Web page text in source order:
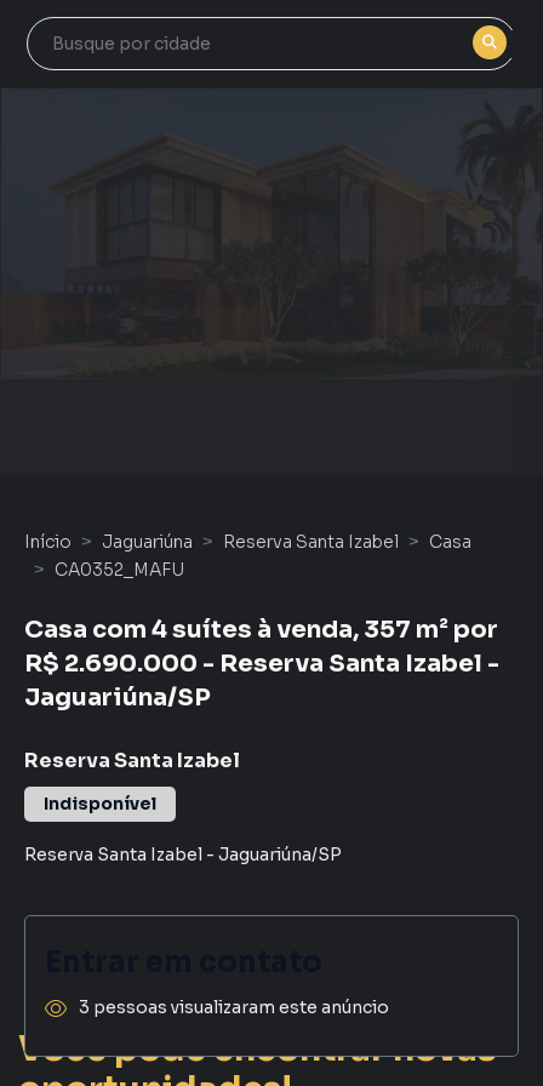
Você pode encontrar novas
Início Jaguariúna Reserva Santa Izabel
Casa
CA0352_MAFU
Casa com 4 suítes à venda, 357 m² por
R$ 2.690.000 - Reserva Santa Izabel -
Jaguariúna/SP
Reserva Santa Izabel
Indisponível
Reserva Santa Izabel - Jaguariúna/SP
3 pessoas visualizaram este anúncio